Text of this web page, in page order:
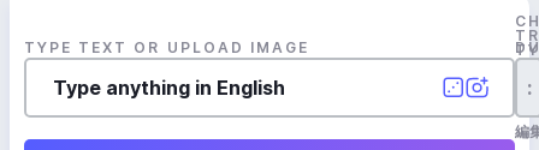
TYPE TEXT OR UPLOAD IMAGE
:
編